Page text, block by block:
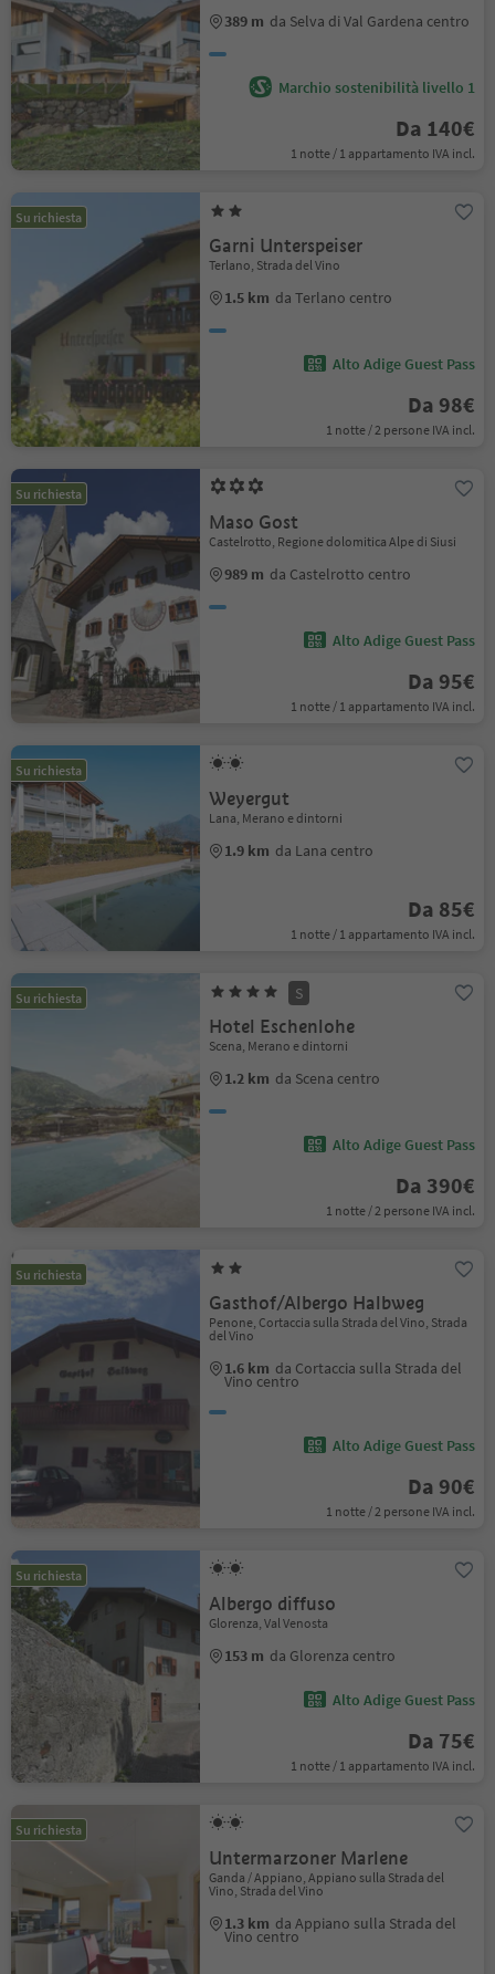
389 m da Selva di Val Gardena centro
Marchio sostenibilità livello 1
Da 140€
1 notte / 1 appartamento IVA incl.
Su richiesta
Garni Unterspeiser
Terlano, Strada del Vino
1.5 km da Terlano centro
Alto Adige Guest Pass
Da 98€
1 notte / 2 persone IVA incl.
Su richiesta
Maso Gost
Castelrotto, Regione dolomitica Alpe di Siusi
989 m da Castelrotto centro
Alto Adige Guest Pass
Da 95€
1 notte / 1 appartamento IVA incl.
Su richiesta
Weyergut
Lana, Merano e dintorni
1.9 km da Lana centro
Da 85€
1 notte / 1 appartamento IVA incl.
Su richiesta S
Hotel Eschenlohe
Scena, Merano e dintorni
1.2 km da Scena centro
Alto Adige Guest Pass
Da 390€
1 notte / 2 persone IVA incl.
Su richiesta
Gasthof/Albergo Halbweg
Penone, Cortaccia sulla Strada del Vino, Strada
del Vino
1.6 km da Cortaccia sulla Strada del
Vino centro
Alto Adige Guest Pass
Da 90€
1 notte / 2 persone IVA incl.
Su richiesta
Albergo diffuso
Glorenza, Val Venosta
153 m da Glorenza centro
Alto Adige Guest Pass
Da 75€
1 notte / 1 appartamento IVA incl.
Su richiesta
Untermarzoner Marlene
Ganda / Appiano, Appiano sulla Strada del
Vino, Strada del Vino
1.3 km da Appiano sulla Strada del
Vino centro